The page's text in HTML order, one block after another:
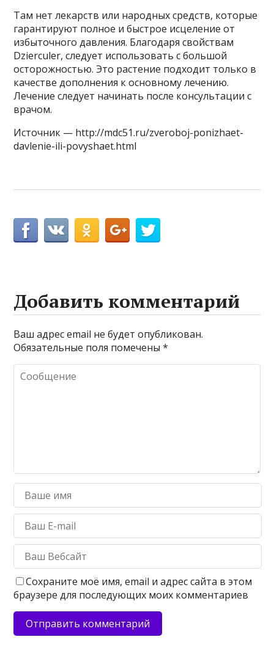
Там нет лекарств или народных средств, которые
гарантируют полное и быстрое исцеление от
избыточного давления. Благодаря свойствам
Dzierculer, следует использовать с большой
осторожностью. Это растение подходит только в
качестве дополнения к основному лечению.
Лечение следует начинать после консультации с
врачом.
Источник — http://mdc51.ru/zveroboj-ponizhaet-
davlenie-ili-povyshaet.html
Добавить комментарий
Ваш адрес email не будет опубликован.
Обязательные поля помечены*
Сохраните моё имя, email и адрес сайта в этом
браузере для последующих моих комментариев